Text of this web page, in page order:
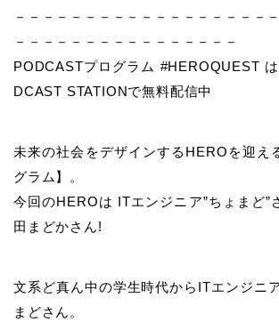
－－－－－－－－－－－－－－－－－－
－－－－－－－－－－－－－－－－
PODCASTプログラム #HEROQUEST
DCAST STATIONで無料配信中
未来の社会をデザインするHEROを迎え
グラム】。
今回のHEROは ITエンジニア”ちょまど”
田まどかさん!
文系ど真ん中の学生時代からITエンジニ
まどさん。